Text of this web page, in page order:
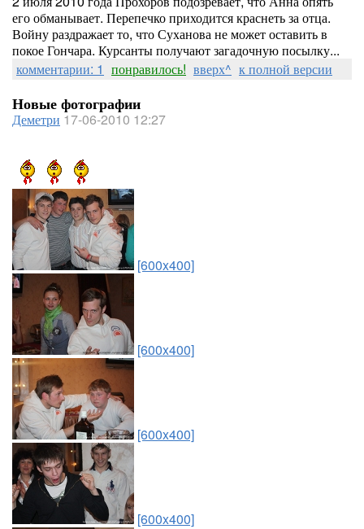
его обманывает. Перепечко приходится краснеть за отца.
Войну раздражает то, что Суханова не может оставить в
покое Гончара. Курсанты получают загадочную посылку...
комментарии: 1 понравилось! вверх^ к полной версии
Новые фотографии
Деметри 17-06-2010 12:27
[600x400]
[600x400]
[600x400]
[600x400]